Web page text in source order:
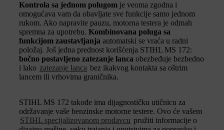
Kontrola sa jednom polugom je veoma zgodna i
omogućava vam da obavljate sve funkcije samo jednom
rukom. Ako napravite pauzu, motorna testera je odmah
spremna za upotrebu. Kombinovana poluga sa
funkcijom zaustavljanja automatski se vraća u radni
položaj. Još jedna prednost korišćenja STIHL MS 172:
bočno postavljeno zatezanje lanca obezbeđuje bezbedno
i lako zatezanje lanca bez ikakvog kontakta sa oštrim
lancem ili vrhovima graničnika.
STIHL MS 172 takođe ima dijagnostičku utičnicu za
održavanje vaše benzinske motorne testere. Ovo će vašem
STIHL specijalizovanom prodavcu pružiti informacije o